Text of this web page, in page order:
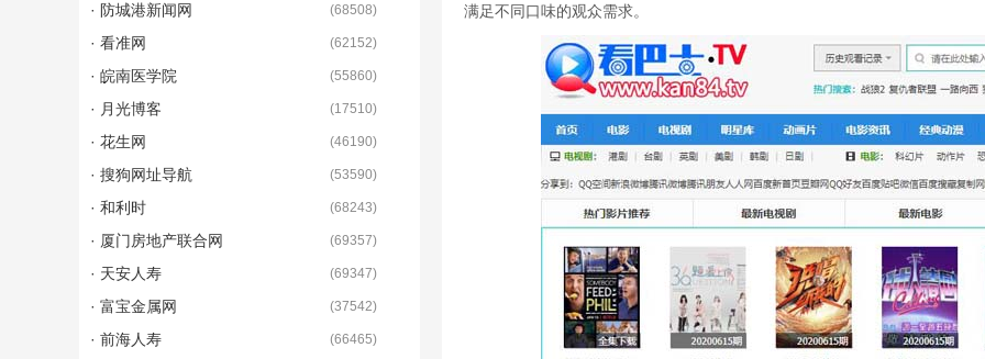
满足不同口味的观众需求。
· 防城港新闻网 (68508)
· 看准网 (62152)
· 皖南医学院 (55860)
· 月光博客 (17510)
· 花生网 (46190)
· 搜狗网址导航 (53590)
· 和利时 (68243)
· 厦门房地产联合网 (69357)
· 天安人寿 (69347)
· 富宝金属网 (37542)
· 前海人寿 (66465)